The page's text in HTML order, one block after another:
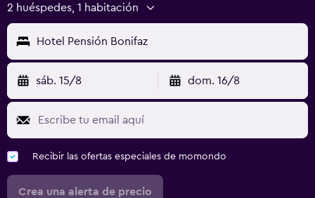
2 huéspedes, 1 habitación
Hotel Pensión Bonifaz
sáb. 15/8 dom. 16/8
Recibir las ofertas especiales de momondo
Crea una alerta de precio